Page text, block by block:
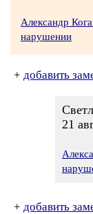
Александр
нарушении
+ добавить
21
+ добавить